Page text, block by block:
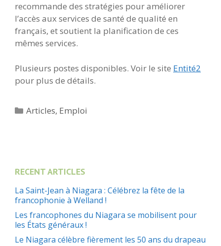
recommande des stratégies pour améliorer
l’accès aux services de santé de qualité en
français, et soutient la planification de ces
mêmes services.
Plusieurs postes disponibles. Voir le site Entité2
pour plus de détails.
Catégories
Articles, Emploi
RECENT ARTICLES
La Saint-Jean à Niagara : Célébrez la fête de la
francophonie à Welland !
Les francophones du Niagara se mobilisent pour
les États généraux !
Le Niagara célèbre fièrement les 50 ans du drapeau